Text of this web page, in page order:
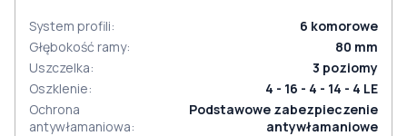
System profili: 6 komorowe
Głębokość ramy: 80 mm
Uszczelka: 3 poziomy
Oszklenie:
4 - 16 - 4 - 14 - 4 LE
Ochrona
antywłamaniowa:
Podstawowe zabezpieczenie
antywłamaniowe